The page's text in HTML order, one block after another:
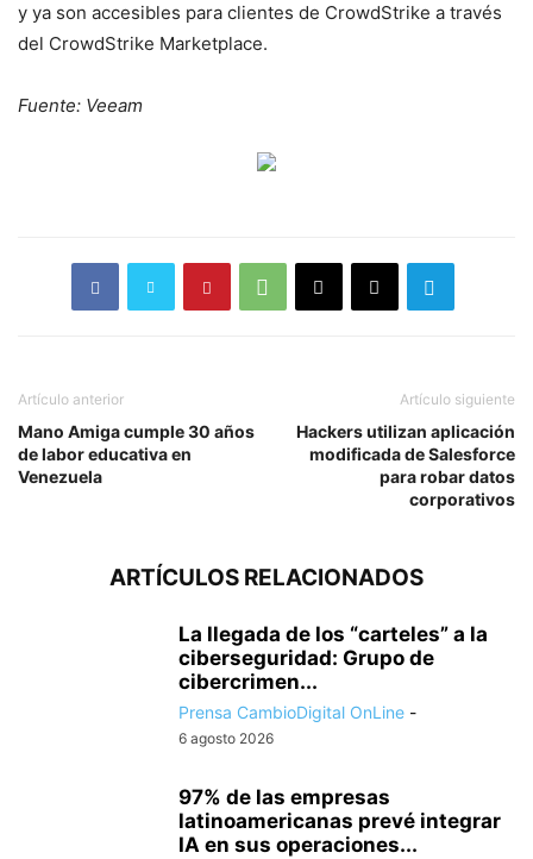
y ya son accesibles para clientes de CrowdStrike a través
del CrowdStrike Marketplace.
Fuente: Veeam
Artículo anterior
Mano Amiga cumple 30 años
de labor educativa en
Venezuela
Artículo siguiente
Hackers utilizan aplicación
modificada de Salesforce
para robar datos
corporativos
ARTÍCULOS RELACIONADOS
La llegada de los “carteles” a la
ciberseguridad: Grupo de
cibercrimen...
Prensa CambioDigital OnLine -
6 agosto 2026
97% de las empresas
latinoamericanas prevé integrar
IA en sus operaciones...